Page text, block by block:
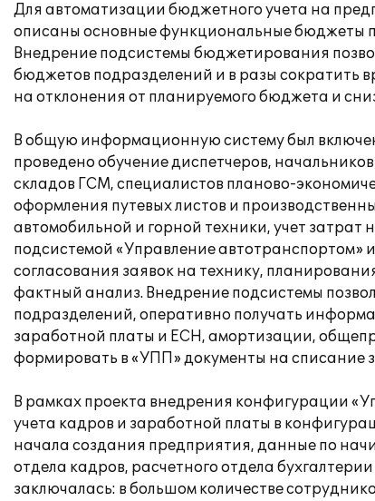
Для автоматизации бюджетного учета на
описаны основные функциональные бюджеты
Внедрение подсистемы бюджетирования
бюджетов подразделений и в разы сократить
на отклонения от планируемого бюджета и
В общую информационную систему был
проведено обучение диспетчеров,
складов ГСМ, специалистов планово-
оформления путевых листов и
автомобильной и горной техники, учет
подсистемой «Управление автотранспортом»
согласования заявок на технику,
фактный анализ. Внедрение подсистемы
подразделений, оперативно получать
заработной платы и ЕСН, амортизации,
формировать в «УПП» документы на списание
В рамках проекта внедрения конфигурации
учета кадров и заработной платы в
начала создания предприятия, данные по
отдела кадров, расчетного отдела
заключалась: в большом количестве